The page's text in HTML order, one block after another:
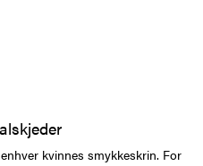
kvinnes smykkeskrin. For